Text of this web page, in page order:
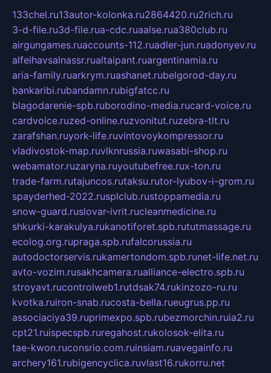
133chel.ru13autor-kolonka.ru2864420.ru2rich.ru
3-d-file.ru3d-file.rua-cdc.ruaalse.rua380club.ru
airgungames.ruaccounts-112.ruadler-jun.ruadonyev.ru
alfeihavsalnassr.rualtaipant.ruargentinamia.ru
aria-family.ruarkrym.ruashanet.rubelgorod-day.ru
bankaribi.rubandamn.rubigfatcc.ru
blagodarenie-spb.ruborodino-media.rucard-voice.ru
cardvoice.ruzed-online.ruzvonitut.ruzebra-tlt.ru
zarafshan.ruyork-life.ruvintovoykompressor.ru
vladivostok-map.ruvlknrussia.ruwasabi-shop.ru
webamator.ruzaryna.ruyoutubefree.rux-ton.ru
trade-farm.rutajuncos.rutaksu.rutor-lyubov-i-grom.ru
spayderhed-2022.rusplclub.rustoppamedia.ru
snow-guard.ruslovar-ivrit.rucleanmedicine.ru
shkurki-karakulya.rukanotiforet.spb.rututmassage.ru
ecolog.org.rupraga.spb.rufalcorussia.ru
autodoctorservis.rukamertondom.spb.runet-life.net.ru
avto-vozim.rusakhcamera.rualliance-electro.spb.ru
stroyavt.rucontrolweb1.rutdsak74.rukinzozo-ru.ru
kvotka.ruiron-snab.rucosta-bella.rueugrus.pp.ru
associaciya39.ruprimexpo.spb.rubezmorchin.ruia2.ru
cpt21.ruispecspb.ruregahost.rukolosok-elita.ru
tae-kwon.ruconsrio.com.ruinsiam.ruavegainfo.ru
archery161.rubigencyclica.ruvlast16.rukorru.net